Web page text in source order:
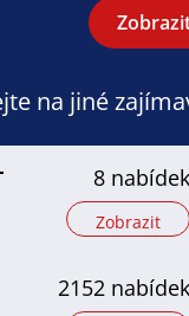
na jiné
8 nabídek
Zobrazit
2152 nabídek